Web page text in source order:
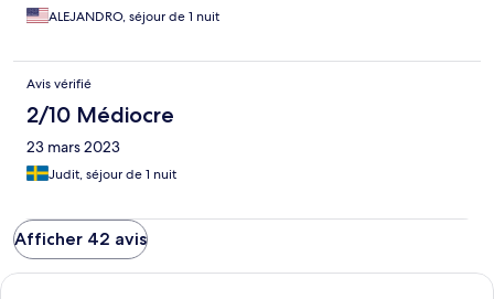
ALEJANDRO, séjour de 1 nuit
Avis vérifié
2/10 Médiocre
23 mars 2023
Judit, séjour de 1 nuit
Afficher 42 avis